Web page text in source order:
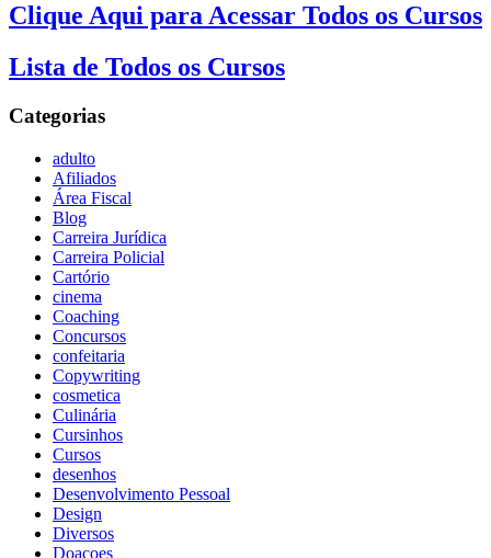
Clique Aqui para Acessar Todos os Cursos
Lista de Todos os Cursos
Categorias
adulto
Afiliados
Área Fiscal
Blog
Carreira Jurídica
Carreira Policial
Cartório
cinema
Coaching
Concursos
confeitaria
Copywriting
cosmetica
Culinária
Cursinhos
Cursos
desenhos
Desenvolvimento Pessoal
Design
Diversos
Doaçoes